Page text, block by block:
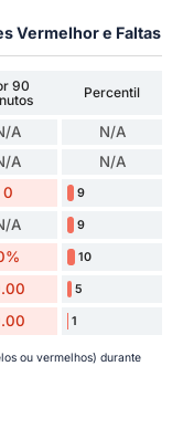
Vermelhor e Faltas
90
Percentil
A N/A
A N/A
0 9
A 9
10
5
1
ou vermelhos) durante